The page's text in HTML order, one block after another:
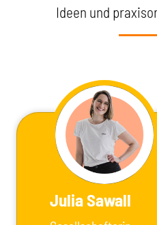
Ideen und
Julia Sawall